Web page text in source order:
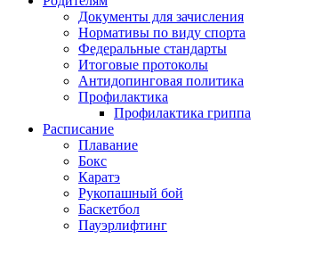
Документы для зачисления
Нормативы по виду спорта
Федеральные стандарты
Итоговые протоколы
Антидопинговая политика
Профилактика
Профилактика гриппа
Расписание
Плавание
Бокс
Каратэ
Рукопашный бой
Баскетбол
Пауэрлифтинг